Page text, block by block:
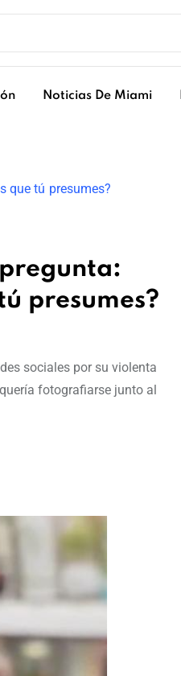
Noticias De Miami
presumes?
sociales por su violenta
fotografiarse junto al